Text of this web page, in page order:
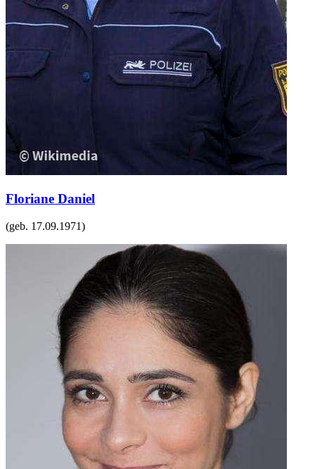
Floriane Daniel
(geb. 17.09.1971)